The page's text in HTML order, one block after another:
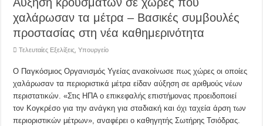
χαλάρωσαν τα μέτρα – Βασικές συμβουλές
προστασίας στη νέα καθημερινότητα
Τελευταίες Εξελίξεις ,Υπουργείο
Ο Παγκόσμιος Οργανισμός Υγείας ανακοίνωσε πως χώρες οι οποίες
χαλάρωσαν τα περιοριστικά μέτρα είδαν αύξηση σε αριθμούς νέων
περιστατικών. «Στις ΗΠΑ ο επικεφαλής επιστήμονας προειδοποιεί
τον Κογκρέσο για την ανάγκη για σταδιακή και όχι ταχεία άρση των
περιοριστικών μέτρων», αναφέρει ο καθηγητής Σωτήρης Τσιόδρας.